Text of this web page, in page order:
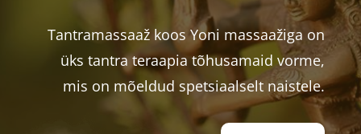
Tantramassaaž koos Yoni massaažiga on
üks tantra teraapia tõhusamaid vorme,
mis on mõeldud spetsiaalselt naistele.